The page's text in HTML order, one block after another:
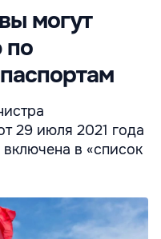
могут
по
29 июля 2021 года
в «список